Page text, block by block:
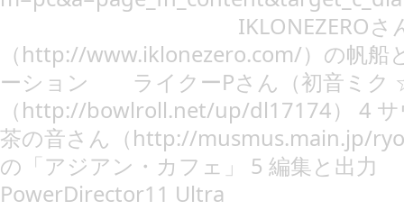
IKLONEZEROさ
（http://www.iklonezero.com/）の帆船
ーション ライクーPさん（初音ミク
（http://bowlroll.net/up/
茶の音さん（http://musmus.main.jp/
の「アジアン・カフェ」 5 編集
PowerDirector11 Ultra